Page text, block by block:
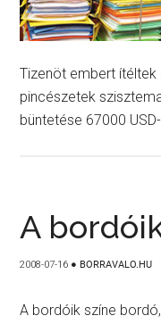
Tizenöt embert
pincészetek
büntetése 67000
A
2008-07-16 ● BORRAVALO.HU
A bordóik színe